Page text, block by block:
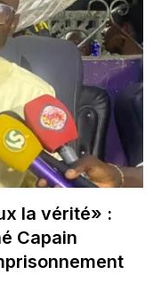
la vérité» :
Capain